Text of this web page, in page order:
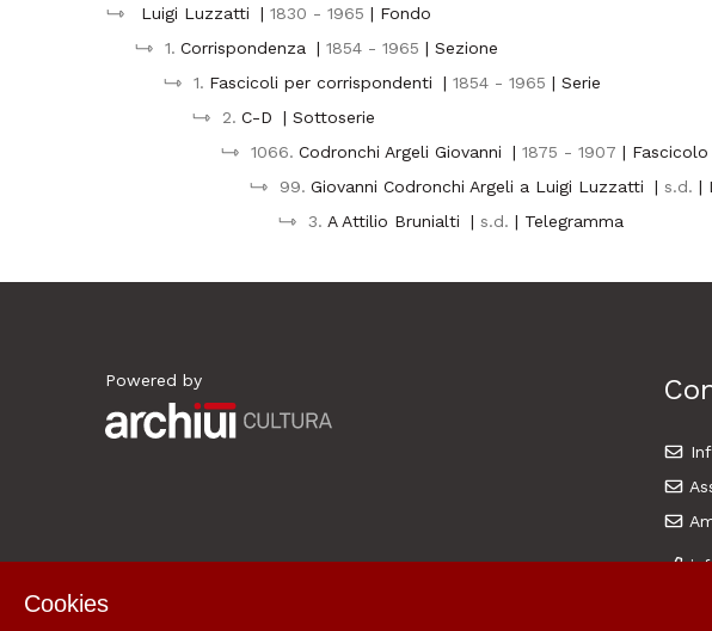
Luigi Luzzatti | 1830 - 1965 | Fondo
1. Corrispondenza | 1854 - 1965 | Sezione
1. Fascicoli per corrispondenti | 1854 - 1965 | Serie
2. C-D
| Sottoserie
1066. Codronchi Argeli Giovanni | 1875 - 1907 | Fascicolo
99. Giovanni Codronchi Argeli a Luigi Luzzatti | s.d. |
3. A Attilio Brunialti | s.d. | Telegramma
Powered by
Archiui
Cookies